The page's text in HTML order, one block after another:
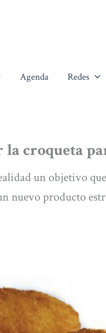
Agenda Redes
la croqueta
un objetivo
nuevo producto